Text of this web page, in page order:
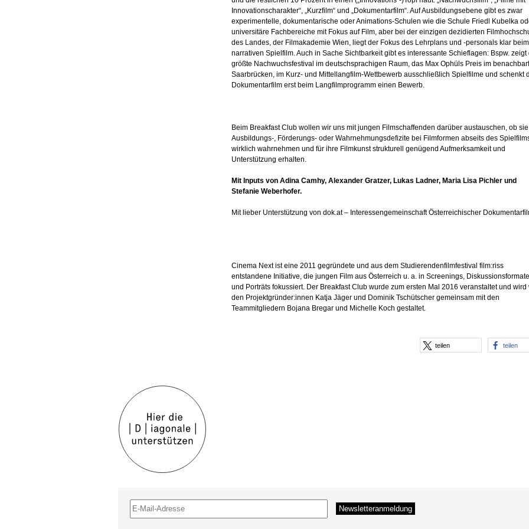
Innovationscharakter“, „Kurzfilm“ und „Dokumentarfilm“. Auf Ausbildungsebene gibt es zwar
experimentelle, dokumentarische oder Animations-Schulen wie die Schule Friedl Kubelka
universitäre Fachbereiche mit Fokus auf Film, aber bei der einzigen dezidierten
des Landes, der Filmakademie Wien, liegt der Fokus des Lehrplans und -personals klar beim
narrativen Spielfilm. Auch in Sache Sichtbarkeit gibt es interessante Schieflagen: Bspw. zeigt
größte Nachwuchsfestival im deutschsprachigen Raum, das Max Ophüls Preis im
Saarbrücken, im Kurz- und Mittellangfilm-Wettbewerb ausschließlich Spielfilme und schenkt
Dokumentarfilm erst beim Langfilmprogramm einen Bewerb.
Beim Breakfast Club wollen wir uns mit jungen Filmschaffenden darüber austauschen, ob sie
Ausbildungs-, Förderungs- oder Wahrnehmungsdefizite bei Filmformen abseits des
wirklich wahrnehmen und für ihre Filmkunst strukturell genügend Aufmerksamkeit und
Unterstützung erhalten.
Mit Inputs von Adina Camhy, Alexander Gratzer, Lukas Ladner, Maria Lisa Pichler und
Stefanie Weberhofer.
Mit lieber Unterstützung von dok.at – Interessengemeinschaft Österreichischer
Cinema Next ist eine 2011 gegründete und aus dem Studierendenfilmfestival film:riss
entstandene Initiative, die jungen Film aus Österreich u. a. in Screenings,
und Porträts fokussiert. Der Breakfast Club wurde zum ersten Mal 2016 veranstaltet und wird
den Projektgründer:innen Katja Jäger und Dominik Tschütscher gemeinsam mit den
Teammitgliedern Bojana Bregar und Michelle Koch gestaltet.
teilen teilen